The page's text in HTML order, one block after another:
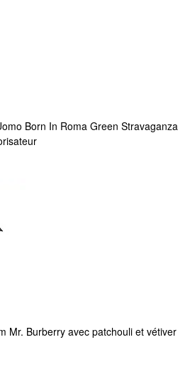
Born In Roma Green Stravaganza
Mr. Burberry avec patchouli et vétiver